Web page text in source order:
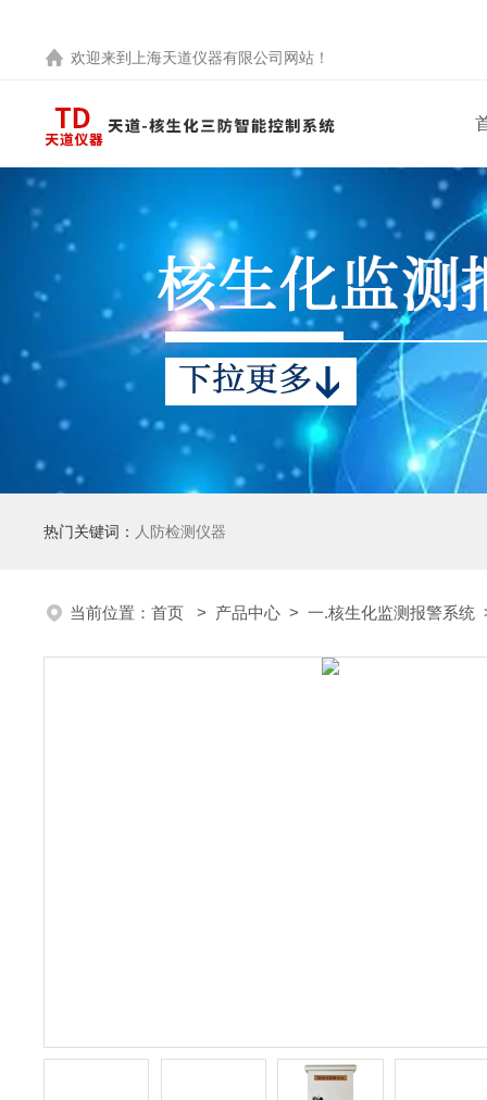
欢迎来到 上海天道仪器有限公司 网站！
热门关键词： 人防检测仪器
当前位置： 首页 > 产品中心 > 一.核生化监测报警系统